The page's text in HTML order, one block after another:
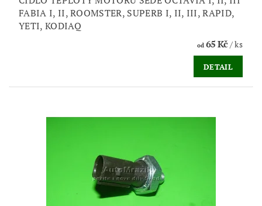
FABIA I, II, ROOMSTER, SUPERB I, II, III, RAPID,
YETI, KODIAQ
od65 Kč/ ks
DETAIL